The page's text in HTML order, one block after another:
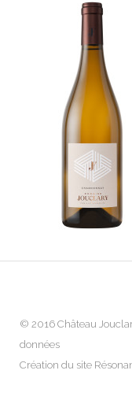
© 2016 Château
données
Création du site